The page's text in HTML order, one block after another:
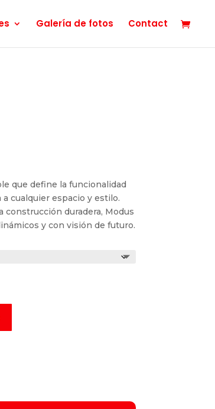
Galería de fotos Contact
€
€
que define la funcionalidad
cualquier espacio y estilo.
construcción duradera, Modus
y con visión de futuro.